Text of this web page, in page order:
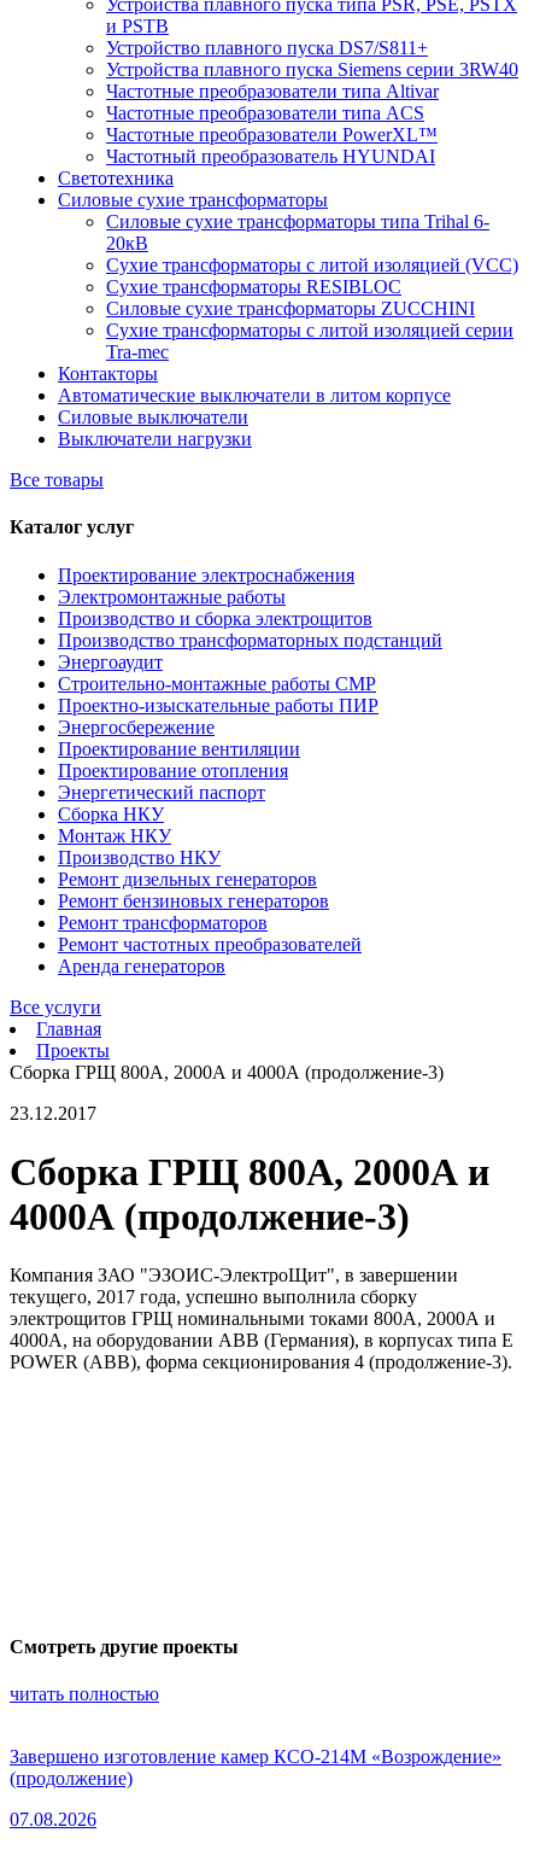
Устройства плавного пуска типа PSR, PSE, PSTX
и PSTB
Устройство плавного пуска DS7/S811+
Устройства плавного пуска Siemens серии 3RW40
Частотные преобразователи типа Altivar
Частотные преобразователи типа ACS
Частотные преобразователи PowerXL™
Частотный преобразователь HYUNDAI
Светотехника
Силовые сухие трансформаторы
Силовые сухие трансформаторы типа Trihal 6-
20кВ
Сухие трансформаторы с литой изоляцией (VCC)
Сухие трансформаторы RESIBLOC
Силовые сухие трансформаторы ZUCCHINI
Сухие трансформаторы с литой изоляцией серии
Tra-mec
Контакторы
Автоматические выключатели в литом корпусе
Силовые выключатели
Выключатели нагрузки
Все товары
Каталог услуг
Проектирование электроснабжения
Электромонтажные работы
Производство и сборка электрощитов
Производство трансформаторных подстанций
Энергоаудит
Строительно-монтажные работы СМР
Проектно-изыскательные работы ПИР
Энергосбережение
Проектирование вентиляции
Проектирование отопления
Энергетический паспорт
Сборка НКУ
Монтаж НКУ
Производство НКУ
Ремонт дизельных генераторов
Ремонт бензиновых генераторов
Ремонт трансформаторов
Ремонт частотных преобразователей
Аренда генераторов
Все услуги
Главная
Проекты
Сборка ГРЩ 800А, 2000А и 4000А (продолжение-3)
23.12.2017
Сборка ГРЩ 800А, 2000А и
4000А (продолжение-3)
Компания ЗАО "ЭЗОИС-ЭлектроЩит", в завершении
текущего, 2017 года, успешно выполнила сборку
электрощитов ГРЩ номинальными токами 800А, 2000А и
4000А, на оборудовании АВВ (Германия), в корпусах типа E
POWER (ABB), форма секционирования 4 (продолжение-3).
Смотреть другие проекты
читать полностью
Завершено изготовление камер КСО-214М «Возрождение»
(продолжение)
07.08.2026